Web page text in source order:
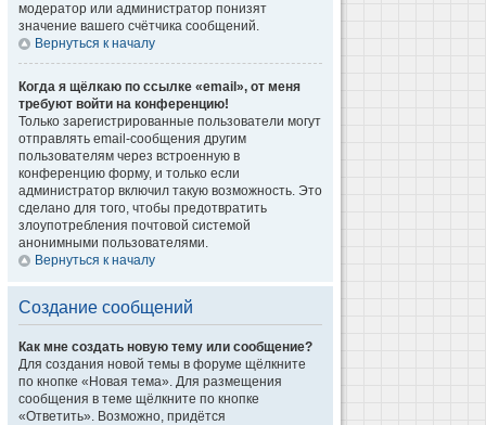
модератор или администратор понизят
значение вашего счётчика сообщений.
Вернуться к началу
Когда я щёлкаю по ссылке «email», от меня
требуют войти на конференцию!
Только зарегистрированные пользователи могут
отправлять email-сообщения другим
пользователям через встроенную в
конференцию форму, и только если
администратор включил такую возможность. Это
сделано для того, чтобы предотвратить
злоупотребления почтовой системой
анонимными пользователями.
Вернуться к началу
Создание сообщений
Как мне создать новую тему или сообщение?
Для создания новой темы в форуме щёлкните
по кнопке «Новая тема». Для размещения
сообщения в теме щёлкните по кнопке
«Ответить». Возможно, придётся